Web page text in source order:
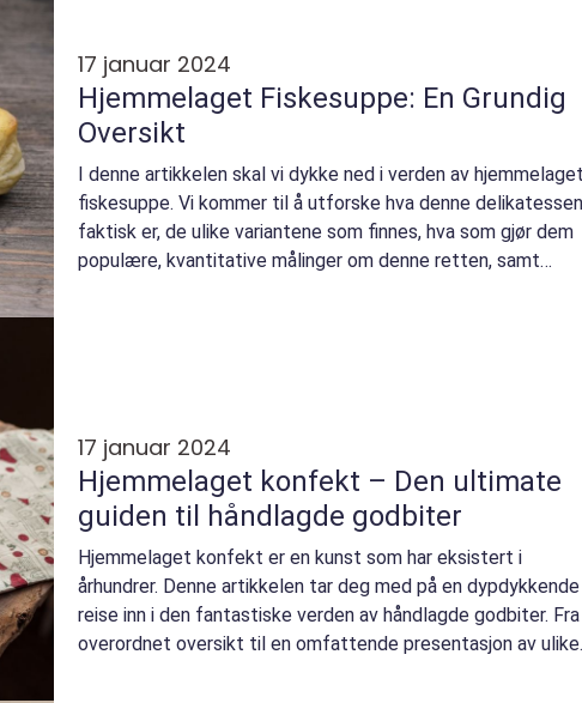
17 januar 2024
Hjemmelaget Fiskesuppe: En Grundig
Oversikt
I denne artikkelen skal vi dykke ned i verden av hjemmelaget
fiskesuppe. Vi kommer til å utforske hva denne delikatessen
faktisk er, de ulike variantene som finnes, hva som gjør dem
populære, kvantitative målinger om denne retten, samt
17 januar 2024
Hjemmelaget konfekt – Den ultimate
guiden til håndlagde godbiter
Hjemmelaget konfekt er en kunst som har eksistert i
århundrer. Denne artikkelen tar deg med på en dypdykkende
reise inn i den fantastiske verden av håndlagde godbiter.
overordnet oversikt til en omfattende presentasjon av ulike